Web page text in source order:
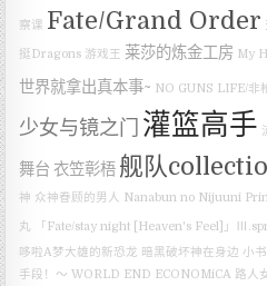
察课 Fate/Grand Order
挺Dragons 游戏王 莱莎的炼金工房 My
世界就拿出真本事~ NO GUNS LIFE/非
少女与镜之门
灌篮高手
舞台 衣笠彰梧 舰队
神 众神眷顾的男人 Nanabun no Nijuuni
丸
「Fate/stay night [Heaven's Feel]」
哆啦A梦大雄的新恐龙 暗黑破坏神在身边 小
手段！～ WORLD END ECONOMiCA 路人